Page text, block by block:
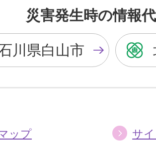
を
黒
色
に
を
青
色
に
災害発生時の情報
川県白山市
ップ サ